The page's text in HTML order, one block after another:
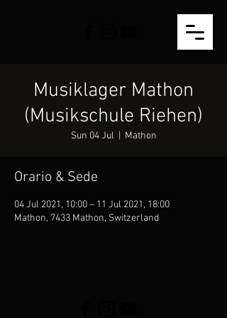
Musiklager Mathon
(Musikschule Riehen)
Sun 04 Jul Mathon
Orario & Sede
04 Jul 2021, 10:00 – 11 Jul 2021, 18:00
Mathon, 7433 Mathon, Switzerland